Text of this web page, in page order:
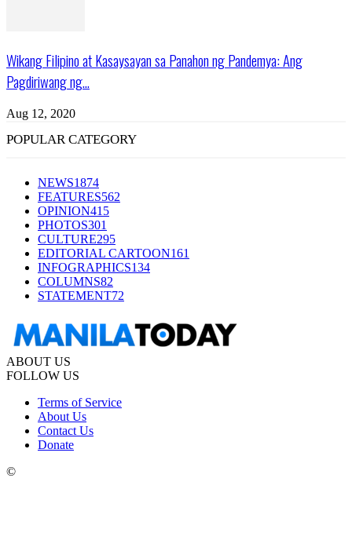
Wikang Filipino at Kasaysayan sa Panahon ng Pandemya: Ang
Pagdiriwang ng...
Aug 12, 2020
POPULAR CATEGORY
NEWS1874
FEATURES562
OPINION415
PHOTOS301
CULTURE295
EDITORIAL CARTOON161
INFOGRAPHICS134
COLUMNS82
STATEMENT72
ABOUT US
FOLLOW US
Terms of Service
About Us
Contact Us
Donate
©